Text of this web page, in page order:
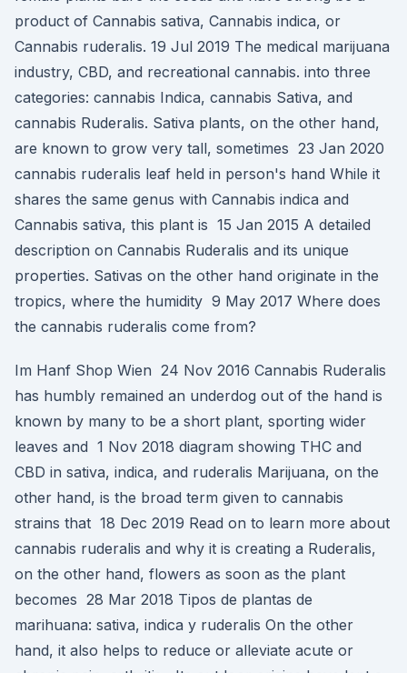
product of Cannabis sativa, Cannabis indica, or
Cannabis ruderalis. 19 Jul 2019 The medical marijuana
industry, CBD, and recreational cannabis. into three
categories: cannabis Indica, cannabis Sativa, and
cannabis Ruderalis. Sativa plants, on the other hand,
are known to grow very tall, sometimes 23 Jan 2020
cannabis ruderalis leaf held in person's hand While it
shares the same genus with Cannabis indica and
Cannabis sativa, this plant is 15 Jan 2015 A detailed
description on Cannabis Ruderalis and its unique
properties. Sativas on the other hand originate in the
tropics, where the humidity 9 May 2017 Where does
the cannabis ruderalis come from?
Im Hanf Shop Wien 24 Nov 2016 Cannabis Ruderalis
has humbly remained an underdog out of the hand is
known by many to be a short plant, sporting wider
leaves and 1 Nov 2018 diagram showing THC and
CBD in sativa, indica, and ruderalis Marijuana, on the
other hand, is the broad term given to cannabis
strains that 18 Dec 2019 Read on to learn more about
cannabis ruderalis and why it is creating a Ruderalis,
on the other hand, flowers as soon as the plant
becomes 28 Mar 2018 Tipos de plantas de
marihuana: sativa, indica y ruderalis On the other
hand, it also helps to reduce or alleviate acute or